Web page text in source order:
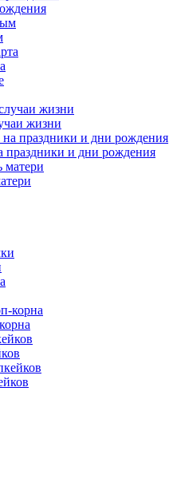
жизни
праздники и дни рождения